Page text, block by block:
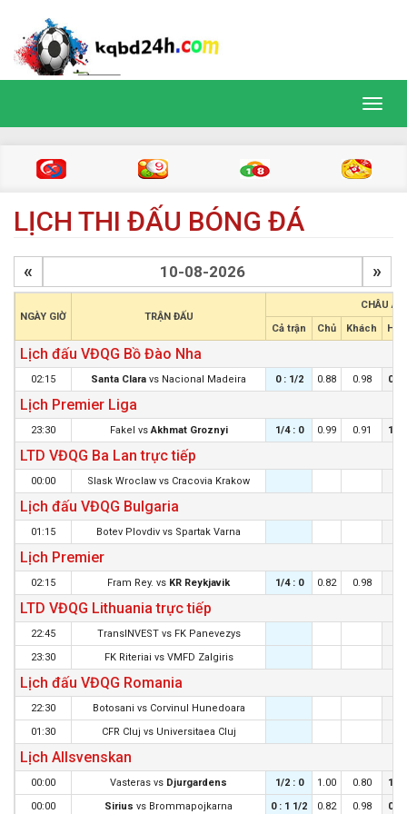
LỊCH THI ĐẤU BÓNG ĐÁ
« »
NGÀY GIỜ TRẬN ĐẤU
CHÂU Á
Cả trận
Chủ Khách
Lịch đấu VĐQG Bồ Đào Nha
02:15 Santa Clara vs Nacional Madeira 0 : 1/2 0.88 0.98 0 :
Lịch Premier Liga
23:30 Fakel vs Akhmat Groznyi 1/4 : 0 0.99 0.91 1/4
LTD VĐQG Ba Lan trực tiếp
00:00 Slask Wroclaw vs Cracovia Krakow
Lịch đấu VĐQG Bulgaria
01:15 Botev Plovdiv vs Spartak Varna
Lịch Premier
02:15 Fram Rey. vs KR Reykjavik 1/4 : 0 0.82 0.98
LTD VĐQG Lithuania trực tiếp
22:45 TransINVEST vs FK Panevezys
23:30
FK Riteriai vs VMFD Zalgiris
Lịch đấu VĐQG Romania
22:30 Botosani vs Corvinul Hunedoara
01:30
CFR Cluj vs Universitaea Cluj
Lịch Allsvenskan
00:00 Vasteras vs Djurgardens 1/2 : 0 1.00 0.80
1/4
00:00
Sirius vs Brommapojkarna 0 : 1 1/2 0.82 0.98 0 :